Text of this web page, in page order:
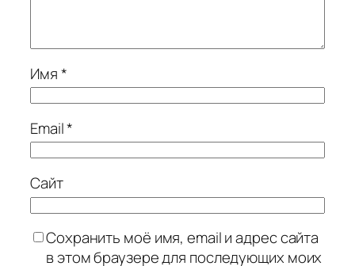
Имя*
Email*
Сайт
Сохранить моё имя, email и адрес сайта
в этом браузере для последующих моих